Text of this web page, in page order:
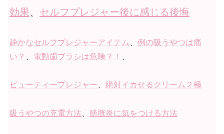
効果、 セルフプレジャー後に感じる後悔
静かなセルフプレジャーアイテム
例の吸うやつは痛
い？
電動歯ブラシは危険？！
ビューティープレジャー、 絶対イカせるクリーム２極
吸うやつの充電方法 膀胱炎に気をつける方法